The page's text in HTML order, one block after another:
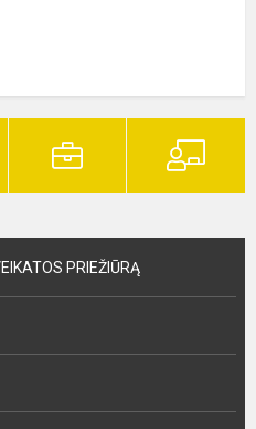
PRIEŽIŪRĄ